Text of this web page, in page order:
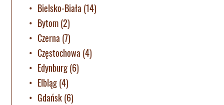
Bielsko-Biała (14)
Bytom(2)
Czerna (7)
Częstochowa (4)
Edynburg(6)
Elbląg(4)
Gdańsk(6)